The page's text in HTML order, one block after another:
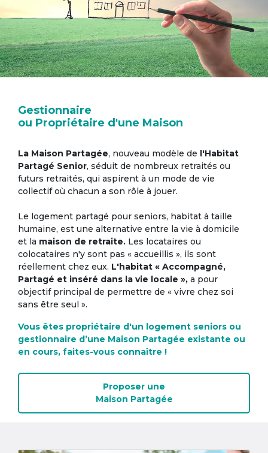
Gestionnaire
ou Propriétaire d'une Maison
La Maison Partagée, nouveau modèle de l'Habitat
Partagé Senior, séduit de nombreux retraités ou
futurs retraités, qui aspirent à un mode de vie
collectif où chacun a son rôle à jouer.
Le logement partagé pour seniors, habitat à taille
humaine, est une alternative entre la vie à domicile
et la maison de retraite. Les locataires ou
colocataires n'y sont pas « accueillis », ils sont
réellement chez eux. L'habitat « Accompagné,
Partagé et inséré dans la vie locale », a pour
objectif principal de permettre de « vivre chez soi
sans être seul ».
Vous êtes propriétaire d'un logement seniors ou
gestionnaire d’une Maison Partagée existante ou
en cours, faites-vous connaître !
Proposer une
Maison Partagée